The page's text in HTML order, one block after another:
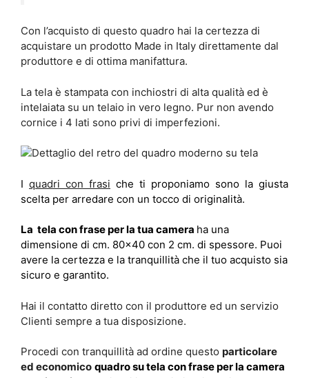
Con l’acquisto di questo quadro hai la certezza di
acquistare un prodotto Made in Italy direttamente dal
produttore e di ottima manifattura.
La tela è stampata con inchiostri di alta qualità ed è
intelaiata su un telaio in vero legno. Pur non avendo
cornice i 4 lati sono privi di imperfezioni.
I quadri con frasi che ti proponiamo sono la giusta
scelta per arredare con un tocco di originalità.
La tela con frase per la tua camera ha una
dimensione di cm. 80×40 con 2 cm. di spessore. Puoi
avere la certezza e la tranquillità che il tuo acquisto sia
sicuro e garantito.
Hai il contatto diretto con il produttore ed un servizio
Clienti sempre a tua disposizione.
Procedi con tranquillità ad ordine questo particolare
ed economico quadro su tela con frase per la camera